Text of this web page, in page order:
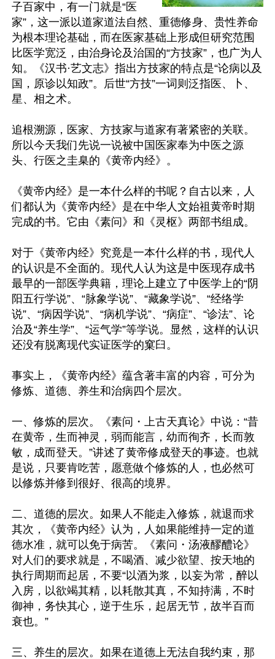
子百家中，有一门就是“医
家”，这一派以道家道法自然、重德修身、贵性养命
为根本理论基础，而在医家基础上形成但研究范围
比医学宽泛，由治身论及治国的“方技家”，也广为人
知。《汉书·艺文志》指出方技家的特点是“论病以及
国，原诊以知政”。后世“方技”一词则泛指医、卜、
星、相之术。
追根溯源，医家、方技家与道家有著紧密的关联。
所以今天我们先说一说被中国医家奉为中医之源
头、行医之圭臬的《黄帝内经》。
《黄帝内经》是一本什么样的书呢？自古以来，人
们都认为《黄帝内经》是在中华人文始祖黄帝时期
完成的书。它由《素问》和《灵枢》两部书组成。
对于《黄帝内经》究竟是一本什么样的书，现代人
的认识是不全面的。现代人认为这是中医现存成书
最早的一部医学典籍，理论上建立了中医学上的“阴
阳五行学说”、“脉象学说”、“藏象学说”、“经络学
说”、“病因学说”、“病机学说”、“病症”、“诊法”、论
治及“养生学”、“运气学”等学说。显然，这样的认识
还没有脱离现代实证医学的窠臼。
事实上，《黄帝内经》蕴含著丰富的内容，可分为
修炼、道德、养生和治病四个层次。
一、修炼的层次。《素问・上古天真论》中说：“昔
在黄帝，生而神灵，弱而能言，幼而徇齐，长而敦
敏，成而登天。”讲述了黄帝修成登天的事迹。也就
是说，只要肯吃苦，愿意做个修炼的人，也必然可
以修炼并修到很好、很高的境界。
二、道德的层次。如果人不能走入修炼，就退而求
其次，《黄帝内经》认为，人如果能维持一定的道
德水准，就可以免于病苦。《素问・汤液醪醴论》
对人们的要求就是，不喝酒、减少欲望、按天地的
执行周期而起居，不要“以酒为浆，以妄为常，醉以
入房，以欲竭其精，以耗散其真，不知持满，不时
御神，务快其心，逆于生乐，起居无节，故半百而
衰也。”
三、养生的层次。如果在道德上无法自我约束，那